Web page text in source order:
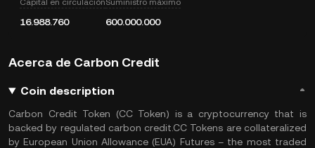
Capital en circulación
16.988.760
Suministro máximo
600.000.000
Acerca de Carbon Credit
Coin description
Carbon Credit Token (CC Token) is a cryptocurrency that is
backed by regulated carbon credit.CC Tokens are collateralized
by European Union Allowance (EUA) Futures – the most traded